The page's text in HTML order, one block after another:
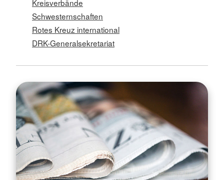
Kreisverbände
Schwesternschaften
Rotes Kreuz international
DRK-Generalsekretariat